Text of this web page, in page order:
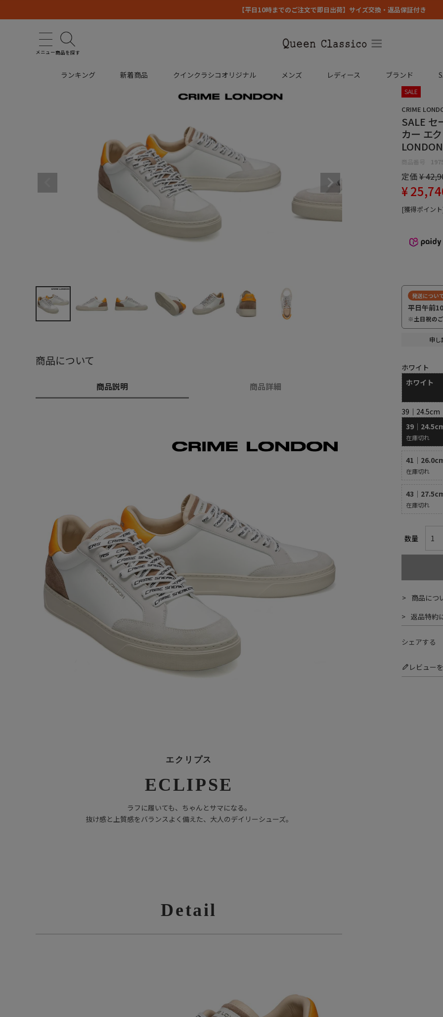
【平日10時までのご注文で即日出荷】サイズ交換・返品保証付き
メニュー商品を探す
ランキング 新着商品 クインクラシコオリジナル メンズ レディース ブランド
SALE
CRIME
SALE セ
カー エ
商品番号
定価¥
¥
[獲得ポイン
発送につい
平日午前
※土日祝の
申し
39｜24.5cm
39｜
在庫切れ
41｜
在庫切れ
43｜
在庫切れ
ホワイト
ホワイト
商品につ
返品特約
シェアする
レビュー
商品について
商品説明 商品詳細
エクリプス
ECLIPSE
ラフに履いても、ちゃんとサマになる。
抜け感と上質感をバランスよく備えた、大人のデイリーシューズ。
Detail